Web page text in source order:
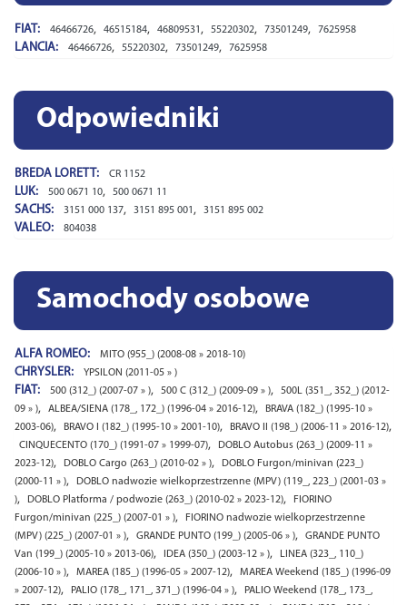
FIAT: 46466726, 46515184, 46809531 , 55220302, 73501249, 7625958
LANCIA: 46466726, 55220302, 73501249, 7625958
Odpowiedniki
BREDA LORETT: CR 1152
LUK: 500 0671 10, 500 0671 11
SACHS: 3151 000 137, 3151 895 001 , 3151 895 002
VALEO: 804038
Samochody osobowe
ALFA ROMEO: MITO (955_) (2008-08 » 2018-10)
CHRYSLER: YPSILON (2011-05 » )
FIAT: 500 (312_) (2007-07 » ), 500 C (312_) (2009-09 » ),
500L (351_, 352_) (2012-
09 » ), ALBEA/SIENA (178_, 172_) (1996-04 » 2016-12),
BRAVA (182_) (1995-10 »
2003-06), BRAVO I (182_) (1995-10 » 2001-10), BRAVO II (198_) (2006-11 » 2016-12),
CINQUECENTO (170_) (1991-07 » 1999-07),
DOBLO Autobus (263_) (2009-11 »
2023-12), DOBLO Cargo (263_) (2010-02 » ),
DOBLO Furgon/minivan (223_)
(2000-11 » ),
DOBLO nadwozie wielkoprzestrzenne (MPV) (119_, 223_) (2001-03 »
), DOBLO Platforma / podwozie (263_) (2010-02 » 2023-12),
FIORINO
Furgon/minivan (225_) (2007-01 » ),
FIORINO nadwozie wielkoprzestrzenne
(MPV) (225_) (2007-01 » ), GRANDE PUNTO (199_) (2005-06 » ),
GRANDE PUNTO
Van (199_) (2005-10 » 2013-06), IDEA (350_) (2003-12 » ),
LINEA (323_, 110_)
(2006-10 » ), MAREA (185_) (1996-05 » 2007-12),
MAREA Weekend (185_) (1996-09
» 2007-12), PALIO (178_, 171_, 371_) (1996-04 » ),
PALIO Weekend (178_, 173_,